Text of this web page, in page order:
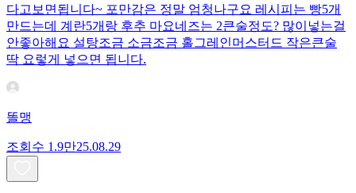
다고보면됩니다~ 포만감은 정말 엄청나구요 레시피는 빵5개
만드는데 계란5개랑 후추 마요네즈는 2큰술정도? 많이넣는걸
안좋아해요 설탕조금 소금조금 홀그레인머스터드 작은큰술
딱 요렇게 넣으면 됩니다.
똘맹
조회수 1.9만25.08.29